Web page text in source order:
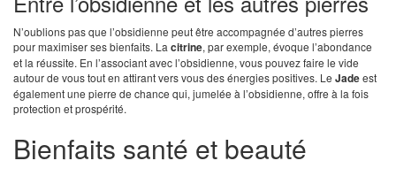
N’oublions pas que l’obsidienne peut être accompagnée d’autres pierres
pour maximiser ses bienfaits. La citrine, par exemple, évoque l’abondance
et la réussite. En l’associant avec l’obsidienne, vous pouvez faire le vide
autour de vous tout en attirant vers vous des énergies positives. Le Jadeest
également une pierre de chance qui, jumelée à l’obsidienne, offre à la fois
protection et prospérité.
Bienfaits santé et beauté